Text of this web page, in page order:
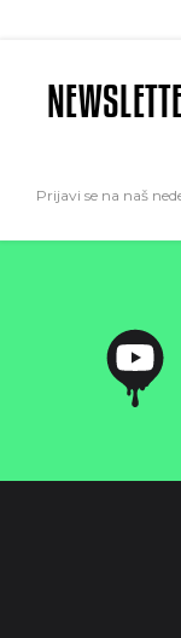
Prijavi se na naš